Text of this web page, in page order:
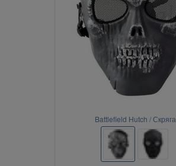
Battlefield Hutch / Скряга